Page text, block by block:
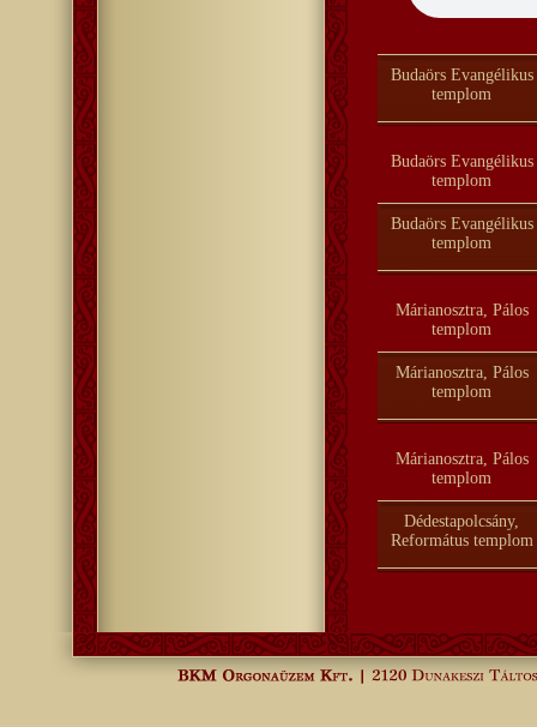
Budaörs Evangélikus
templom
Budaörs Evangélikus
templom
Budaörs Evangélikus
templom
Márianosztra, Pálos
templom
Márianosztra, Pálos
templom
Márianosztra, Pálos
templom
Dédestapolcsány,
Református templom